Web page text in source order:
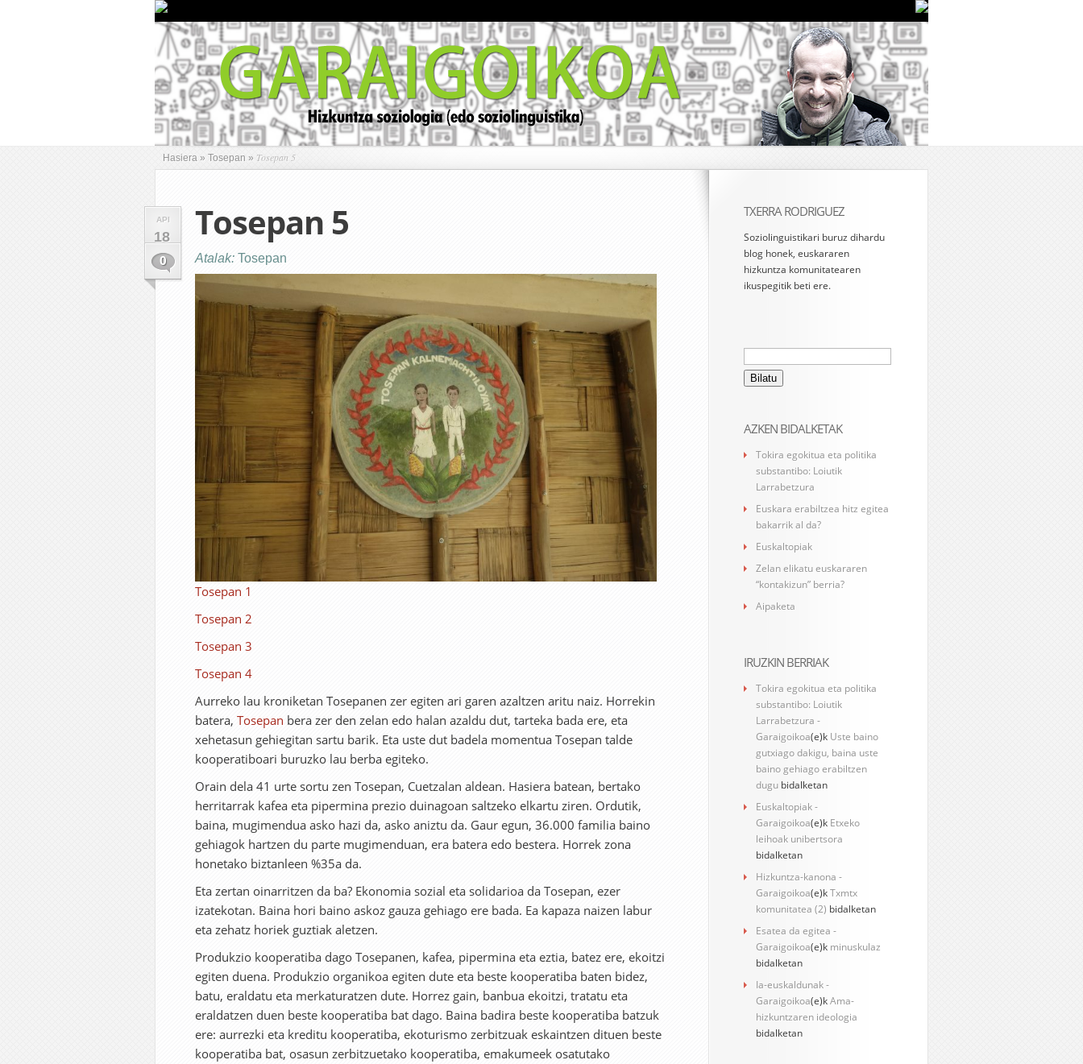
Hasiera » Tosepan » Tosepan 5
API
18
0
Tosepan 5
Atalak: Tosepan
Tosepan 1
Tosepan 2
Tosepan 3
Tosepan 4
Aurreko lau kroniketan Tosepanen zer egiten ari garen azaltzen aritu naiz. Horrekin
batera, Tosepan bera zer den zelan edo halan azaldu dut, tarteka bada ere, eta
xehetasun gehiegitan sartu barik. Eta uste dut badela momentua Tosepan talde
kooperatiboari buruzko lau berba egiteko.
Orain dela 41 urte sortu zen Tosepan, Cuetzalan aldean. Hasiera batean, bertako
herritarrak kafea eta pipermina prezio duinagoan saltzeko elkartu ziren. Ordutik,
baina, mugimendua asko hazi da, asko aniztu da. Gaur egun, 36.000 familia baino
gehiagok hartzen du parte mugimenduan, era batera edo bestera. Horrek zona
honetako biztanleen %35a da.
Eta zertan oinarritzen da ba? Ekonomia sozial eta solidarioa da Tosepan, ezer
izatekotan. Baina hori baino askoz gauza gehiago ere bada. Ea kapaza naizen labur
eta zehatz horiek guztiak aletzen.
Produkzio kooperatiba dago Tosepanen, kafea, pipermina eta eztia, batez ere, ekoitzi
egiten duena. Produkzio organikoa egiten dute eta beste kooperatiba baten bidez,
batu, eraldatu eta merkaturatzen dute. Horrez gain, banbua ekoitzi, tratatu eta
eraldatzen duen beste kooperatiba bat dago. Baina badira beste kooperatiba batzuk
ere: aurrezki eta kreditu kooperatiba, ekoturismo zerbitzuak eskaintzen dituen beste
kooperatiba bat, osasun zerbitzuetako kooperatiba, emakumeek osatutako
TXERRA RODRIGUEZ
Soziolinguistikari buruz dihardu
blog honek, euskararen
hizkuntza komunitatearen
ikuspegitik beti ere.
Bilatu:
AZKEN BIDALKETAK
Tokira egokitua eta politika
substantibo: Loiutik
Larrabetzura
Euskara erabiltzea hitz egitea
bakarrik al da?
Euskaltopiak
Zelan elikatu euskararen
“kontakizun” berria?
Aipaketa
IRUZKIN BERRIAK
Tokira egokitua eta politika
substantibo: Loiutik
Larrabetzura -
Garaigoikoa(e)k Uste baino
gutxiago dakigu, baina uste
baino gehiago erabiltzen
dugu bidalketan
Euskaltopiak -
Garaigoikoa(e)k Etxeko
leihoak unibertsora
bidalketan
Hizkuntza-kanona -
Garaigoikoa(e)kTxmtx
komunitatea (2) bidalketan
Esatea da egitea -
Garaigoikoa(e)k minuskulaz
bidalketan
Ia-euskaldunak -
Garaigoikoa(e)kAma-
hizkuntzaren ideologia
bidalketan